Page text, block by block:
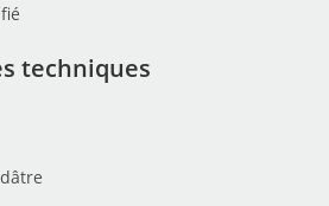
techniques